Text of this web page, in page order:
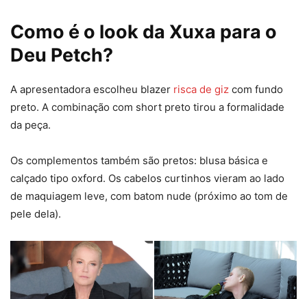
Como é o look da Xuxa para o
Deu Petch?
A apresentadora escolheu blazer risca de giz com fundo
preto. A combinação com short preto tirou a formalidade
da peça.
Os complementos também são pretos: blusa básica e
calçado tipo oxford. Os cabelos curtinhos vieram ao lado
de maquiagem leve, com batom nude (próximo ao tom de
pele dela).